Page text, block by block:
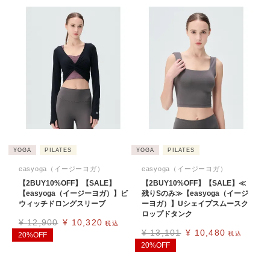
YOGA PILATES
easyoga（イージーヨガ）
【2BUY10%OFF】【SALE】
【easyoga（イージーヨガ）】ビ
ウィッチドロングスリーブ
¥ 12,900 ¥ 10,320 税込
20%OFF
YOGA PILATES
easyoga（イージーヨガ）
【2BUY10%OFF】【SALE】≪
残りSのみ≫【easyoga（イージ
ーヨガ）】Uシェイプスムースク
ロップドタンク
¥ 13,101 ¥ 10,480 税込
20%OFF